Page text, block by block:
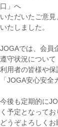
口」へ
いただいたご意
いたしました。
JOGAでは、会員
遵守状況について
利用者の皆様や
「JOGA安心安
今後も定期的に
く予定となってお
どうぞよろしくお